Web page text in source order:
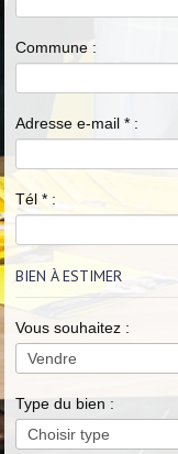
Commune :
Adresse e-mail* :
Tél* :
BIEN À ESTIMER
Vous souhaitez :
Type du bien :